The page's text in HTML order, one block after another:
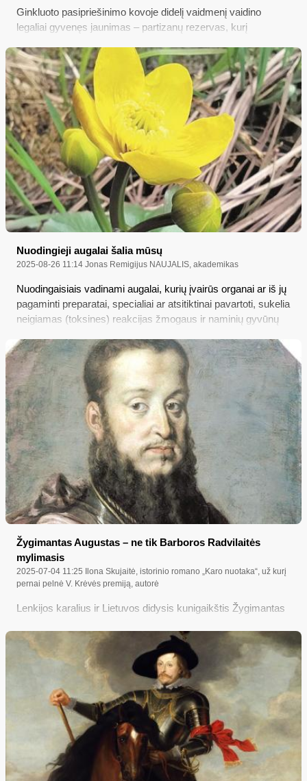
Ginkluoto pasipriešinimo kovoje didelį vaidmenį vaidino
legaliai gyvenęs jaunimas – partizanų rezervas, kurį
rezervistais arba slapukais.
Nuodingieji augalai šalia mūsų
2025-08-26 11:14 Jonas Remigijus NAUJALIS, akademikas
Nuodingaisiais vadinami augalai, kurių įvairūs organai ar iš jų
pagaminti preparatai, specialiai ar atsitiktinai pavartoti, sukelia
neigiamas (toksines) reakcijas žmogaus ir naminių gyvūnų
biologiškai ypač aktyvūs cheminiai junginiai, kurie gali kauptis
įvairiuose augalų organuose. Lietuvoje savaime auga apie
120-ties rūšių nuodingieji augalai. Daugelis jų labai populiarūs
tarp gyventojų, nes yra itin patrauklios išvaizdos, o žmonės
dažniausiai tiesiog nežino, kurie augalai nuodingi, o kokie ne.
O kai nežino – tada ir bijoti nėra ko, nors daugelis nuodingųjų
augalų yra visai šalia mūsų…
Žygimantas Augustas – ne tik Barboros Radvilaitės
mylimasis
2025-07-04 11:25
Ilona Skujaitė, istorinio romano „Karo nuotaka“, už kurį
pernai pelnė V. Krėvės premiją, autorė
Lenkijos karalius ir Lietuvos didysis kunigaikštis Žygimantas
teises 1569 metais, bet ir ne kartą joje buvojęs, be to, jo
antrajai žmonai Barborai Radvilaitei mirus Krokuvoje,
Žygimantas Augustas mylimą žmoną į Vilnių palaidoti,
tikėtina, lydėjo keliu per Merkinę ir Varėną – tai „Merkio
kraštui“ patvirtino Merkinės muziejaus direktorius dr.
Žygimantas Buržinskas. O apie kitus užmirštus Žygimanto
Augusto poelgius ir karo politiką, perimant ir ginant Livoniją
(dabartines Estijos ir Latvijos teritorijas) nuo Maskvos caro
Ivano Rūsčiojo, išsamiau pasakoja humanitarinių mokslų
daktarė, istorikė Rasa Leonavičiūtė – Gecevičienė…